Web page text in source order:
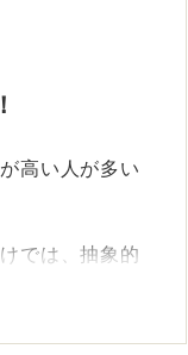
高い人が多い
では、抽象的
ニケーション